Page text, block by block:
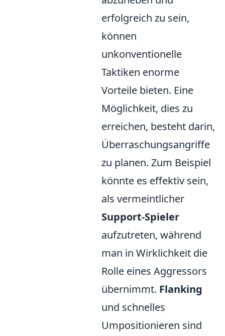
erfolgreich zu sein,
können
unkonventionelle
Taktiken enorme
Vorteile bieten. Eine
Möglichkeit, dies zu
erreichen, besteht darin,
Überraschungsangriffe
zu planen. Zum Beispiel
könnte es effektiv sein,
als vermeintlicher
Support-Spieler
aufzutreten, während
man in Wirklichkeit die
Rolle eines Aggressors
übernimmt. Flanking
und schnelles
Umpositionieren sind